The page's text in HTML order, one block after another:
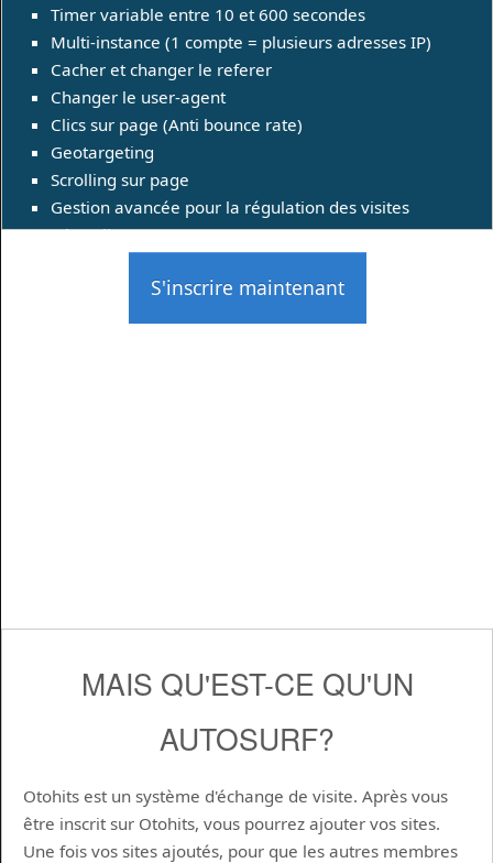
Timer variable entre 10 et 600 secondes
Multi-instance (1 compte = plusieurs adresses IP)
Cacher et changer le referer
Changer le user-agent
Clics sur page (Anti bounce rate)
Geotargeting
Scrolling sur page
Gestion avancée pour la régulation des visites
(Throttling)
S'inscrire maintenant
MAIS QU'EST-CE QU'UN
AUTOSURF?
Otohits est un système d'échange de visite. Après vous
être inscrit sur Otohits, vous pourrez ajouter vos sites.
Une fois vos sites ajoutés, pour que les autres membres